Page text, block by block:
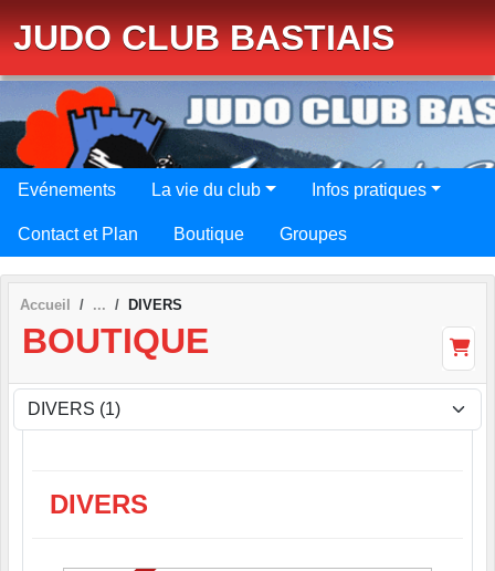
JUDO CLUB BASTIAIS
Evénements La vie du club Infos pratiques
Contact et Plan Boutique Groupes
Accueil DIVERS
BOUTIQUE
DIVERS